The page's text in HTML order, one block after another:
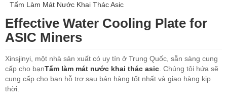
Tấm Làm Mát Nước Khai Thác Asic
Effective Water Cooling Plate for
ASIC Miners
Xinsjinyi, một nhà sản xuất có uy tín ở Trung Quốc, sẵn sàng cung
cấp cho bạnTấm làm mát nước khai thác asic. Chúng tôi hứa sẽ
cung cấp cho bạn hỗ trợ sau bán hàng tốt nhất và giao hàng kịp
thời.